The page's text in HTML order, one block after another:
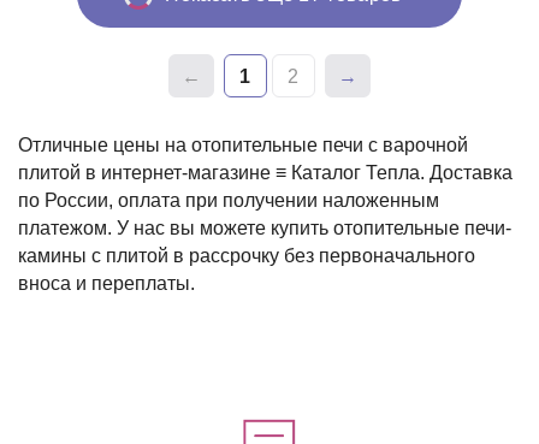
Отличные цены на отопительные печи с варочной
плитой в интернет-магазине ≡ Каталог Тепла. Доставка
по России, оплата при получении наложенным
платежом. У нас вы можете купить отопительные печи-
камины с плитой в рассрочку без первоначального
вноса и переплаты.
1 2